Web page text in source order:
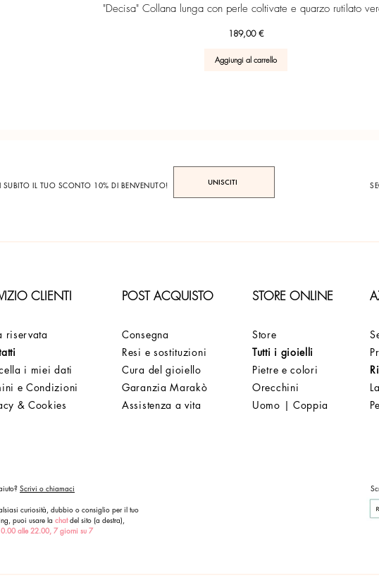
Vista rapida
"Decisa" Collana lunga con perle coltivate e quarzo rutilato
Prezzo
189,00 €
Aggiungi al carrello
SUBITO IL TUO SCONTO 10% DI BENVENUTO! UNISCITI
CLIENTI POST ACQUISTO STORE ONLINE
riservata
i miei dati
e Condizioni
& Cookies
Consegna
Resi e sostituzioni
Cura del gioiello
Garanzia Marakò
Assistenza a vita
Store
Tutti i gioielli
Pietre e colori
Orecchini
Uomo | Coppia
Scrivi o chiamaci
curiosità, dubbio o consiglio per il tuo
puoi usare la chatdel sito (a destra),
alle 22.00, 7 giorni su 7